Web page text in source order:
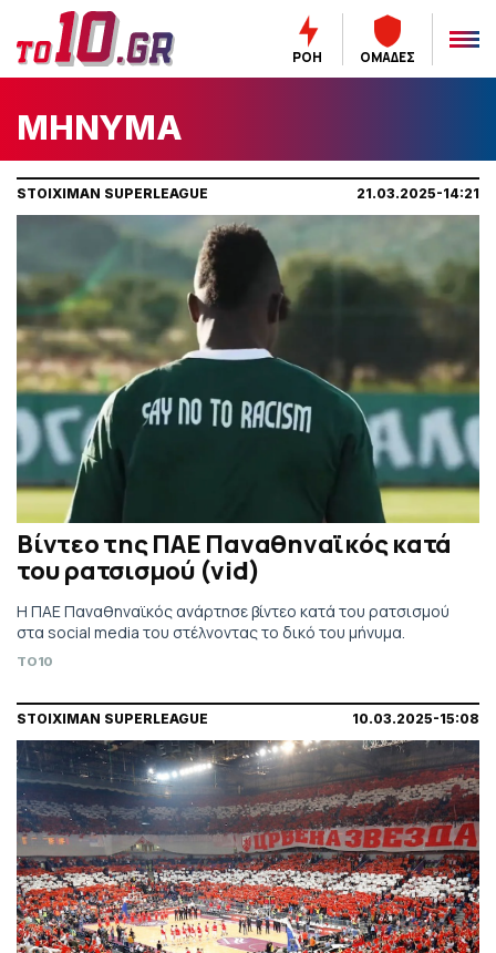
ΡΟΗ ΟΜΑΔΕΣ
MHNYMA
STOIXIMAN SUPERLEAGUE 21.03.2025-14:21
Βίντεο της ΠΑΕ Παναθηναϊκός κατά
του ρατσισμού (vid)
Η ΠΑΕ Παναθηναϊκός ανάρτησε βίντεο κατά του ρατσισμού
στα social media του στέλνοντας το δικό του μήνυμα.
TO10
STOIXIMAN SUPERLEAGUE 10.03.2025-15:08